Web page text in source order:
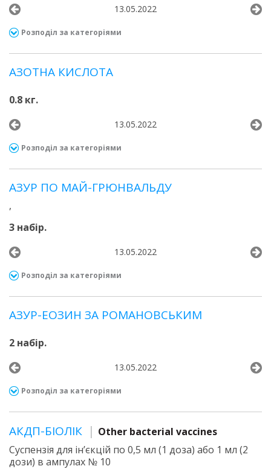
13.05.2022
Розподіл за категоріями
АЗОТНА КИСЛОТА
0.8 кг.
13.05.2022
Розподіл за категоріями
АЗУР ПО МАЙ-ГРЮНВАЛЬДУ
,
3 набір.
13.05.2022
Розподіл за категоріями
АЗУР-ЕОЗИН ЗА РОМАНОВСЬКИМ
2 набір.
13.05.2022
Розподіл за категоріями
АКДП-БІОЛІК
Other bacterial vaccines
Суспензія для ін’єкцій по 0,5 мл (1 доза) або 1 мл (2
дози) в ампулах № 10